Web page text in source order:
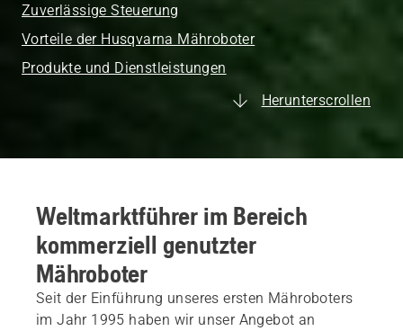
Zuverlässige Steuerung
Vorteile der Husqvarna Mähroboter
Produkte und Dienstleistungen
Herunterscrollen
Weltmarktführer im Bereich
kommerziell genutzter
Mähroboter
Seit der Einführung unseres ersten Mähroboters
im Jahr 1995 haben wir unser Angebot an